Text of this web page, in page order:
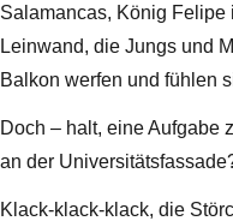
Salamancas, König Felipe
Leinwand, die Jungs und
Balkon werfen und fühlen
Doch – halt, eine Aufgabe
an der
Klack-klack-klack, die